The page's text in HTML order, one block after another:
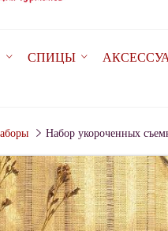
СПИЦЫ
Набор укороченных